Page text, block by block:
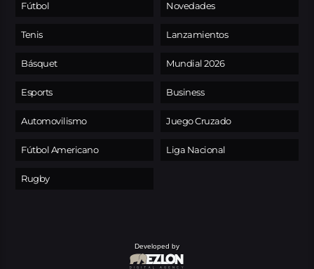
Fútbol
Tenis
Básquet
Esports
Automovilismo
Fútbol Americano
Rugby
Novedades
Lanzamientos
Mundial 2026
Business
Juego Cruzado
Liga Nacional
Developed by